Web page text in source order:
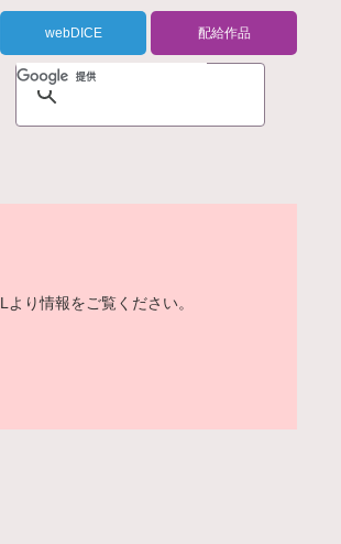
webDICE 配給作品
り情報をご覧ください。